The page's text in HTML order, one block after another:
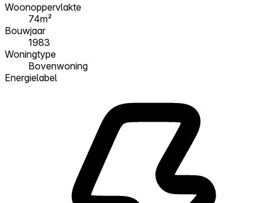
Woonoppervlakte
74m²
Bouwjaar
1983
Woningtype
Bovenwoning
Energielabel